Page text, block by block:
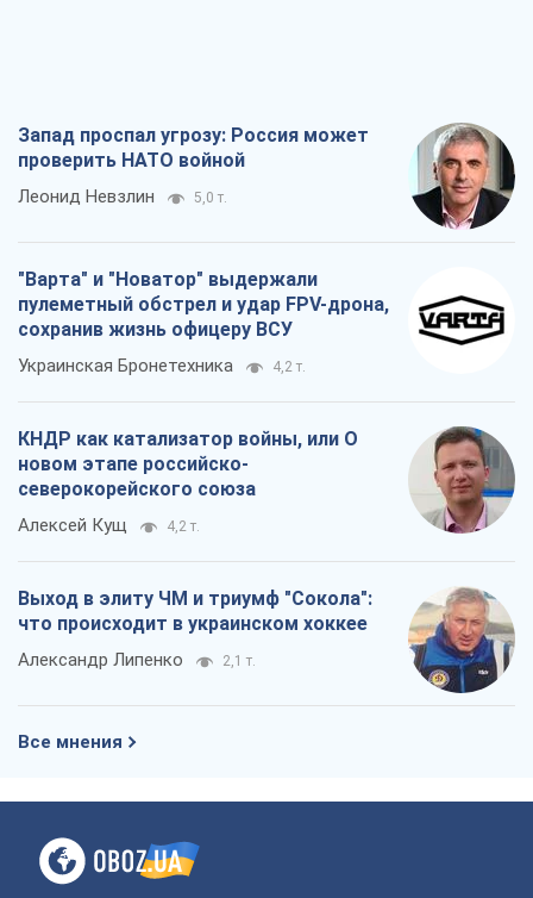
Запад проспал угрозу: Россия может
проверить НАТО войной
Леонид Невзлин 5,0 т.
"Варта" и "Новатор" выдержали
пулеметный обстрел и удар FPV-дрона,
сохранив жизнь офицеру ВСУ
Украинская Бронетехника 4,2 т.
КНДР как катализатор войны, или О
новом этапе российско-
северокорейского союза
Алексей Кущ 4,2 т.
Выход в элиту ЧМ и триумф "Сокола":
что происходит в украинском хоккее
Александр Липенко 2,1 т.
Все мнения